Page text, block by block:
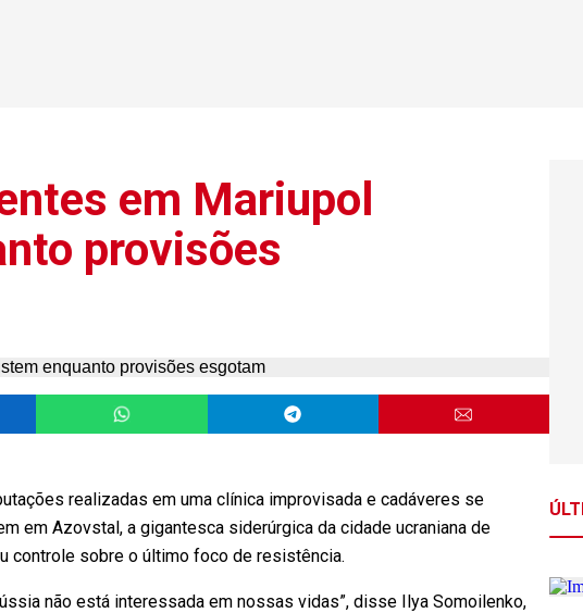
em Mariupol
provisões
realizadas em uma clínica improvisada e cadáveres se
em Azovstal, a gigantesca siderúrgica da cidade ucraniana de
controle sobre o último foco de resistência.
não está interessada em nossas vidas”, disse Ilya Somoilenko,